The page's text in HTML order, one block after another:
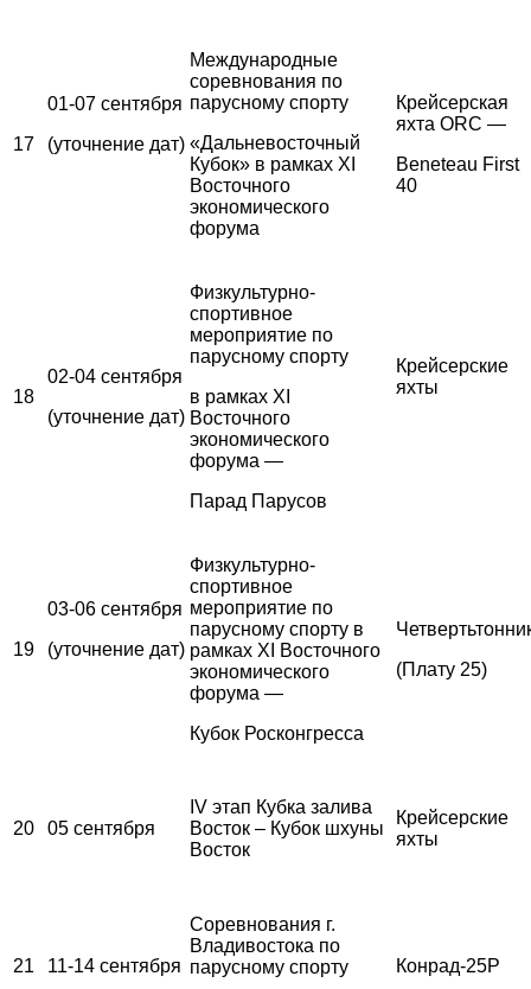
17
01-07 сентября
(уточнение дат)
Международные
соревнования по
парусному спорту
«Дальневосточный
Кубок» в рамках XI
Восточного
экономического
форума
Крейсерская
яхта ORC —
Beneteau First
40
18
02-04 сентября
(уточнение дат)
Физкультурно-
спортивное
мероприятие по
парусному спорту
в рамках XI
Восточного
экономического
форума —
Парад Парусов
Крейсерские
яхты
19
03-06 сентября
(уточнение дат)
Физкультурно-
спортивное
мероприятие по
парусному спорту в
рамках XI Восточного
экономического
форума —
Кубок Росконгресса
(Плату 25)
20 05 сентября
IV этап Кубка залива
Восток – Кубок шхуны
Восток
Крейсерские
яхты
21 11-14 сентября
Соревнования г.
Владивостока по
парусному спорту
Конрад-25Р